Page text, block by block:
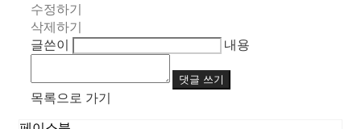
수정하기
삭제하기
글쓴이
내용
댓글 쓰기
목록으로 가기